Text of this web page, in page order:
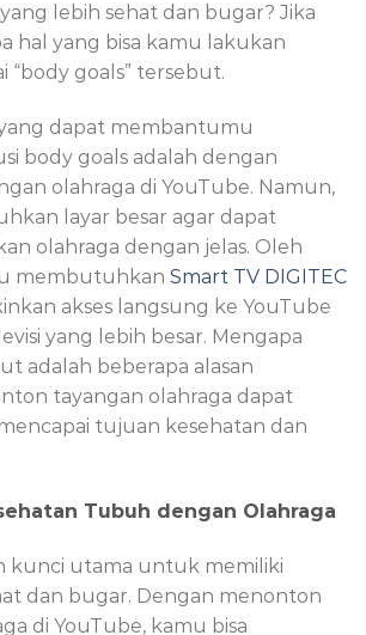
lebih sehat dan bugar? Jika
hal yang bisa kamu lakukan
goals” tersebut.
dapat membantumu
body goals adalah dengan
olahraga di YouTube. Namun,
layar besar agar dapat
olahraga dengan jelas. Oleh
membutuhkan Smart TV DIGITEC
akses langsung ke YouTube
yang lebih besar. Mengapa
adalah beberapa alasan
tayangan olahraga dapat
tujuan kesehatan dan
Tubuh dengan Olahraga
kunci utama untuk memiliki
dan bugar. Dengan menonton
di YouTube, kamu bisa